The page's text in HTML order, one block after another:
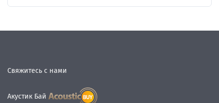
Свяжитесь с нами
Акустик Бай